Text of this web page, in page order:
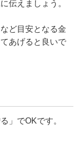
伝えましょう。
ど目安となる金
あげると良いで
」でOKです。